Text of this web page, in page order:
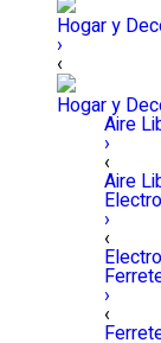
Hogar y
›
‹
Hogar y
Aire
›
‹
Aire
Electro
›
‹
Electro
›
‹